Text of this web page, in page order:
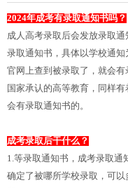
2024年成考有录取通知书吗？
成人高考录取后会发放录取
录取通知书，具体以学校通
官网上查到被录取了，就会
国家承认的高等教育，同样
会有录取通知书的。
成考录取后干什么？
1.等录取通知书，成考录取通
确定了被哪所学校录取，可